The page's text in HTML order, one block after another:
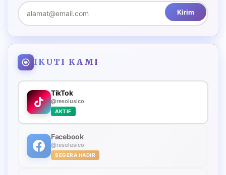
Kirim
IKUTI KAMI
TikTok
@resolusico
AKTIF
Facebook
@resolusico
SEGERA HADIR